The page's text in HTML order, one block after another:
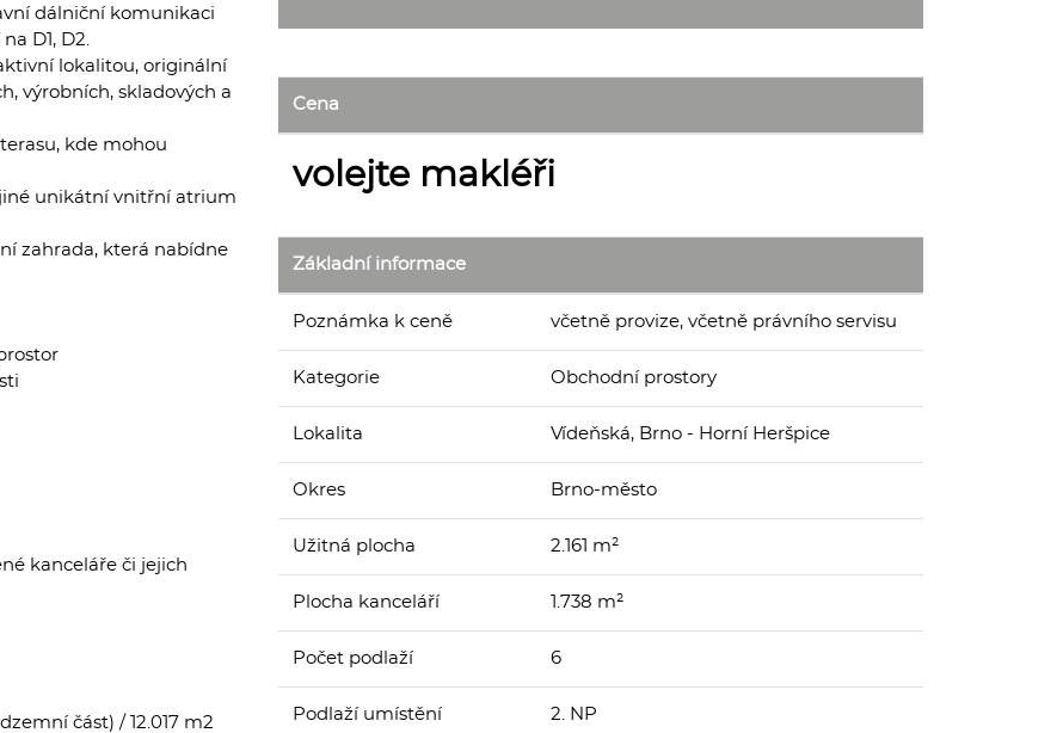
dálniční komunikaci
D1, D2.
lokalitou, originální
výrobních, skladových a
kde mohou
unikátní vnitřní atrium
zahrada, která nabídne
kanceláře či jejich
část) / 12.017 m2
Cena
volejte makléři
Základní informace
Poznámka k ceně včetně provize, včetně právního servisu
Kategorie Obchodní prostory
Lokalita Vídeňská, Brno - Horní Heršpice
Okres Brno-město
Užitná plocha 2.161 m²
Plocha kanceláří 1.738 m²
Počet podlaží 6
Podlaží umístění 2. NP